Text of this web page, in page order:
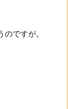
ですが。